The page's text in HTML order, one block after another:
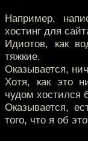
Например,
хостинг для
Идиотов, как
тяжкие.
Оказывается,
Хотя, как это
чудом хостился
Оказывается,
того, что я об